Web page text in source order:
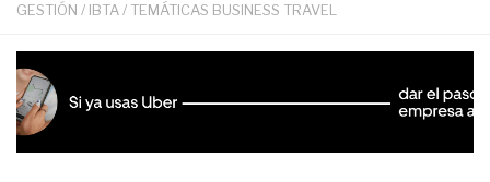
GESTIÓN / IBTA/ TEMÁTICAS BUSINESS TRAVEL